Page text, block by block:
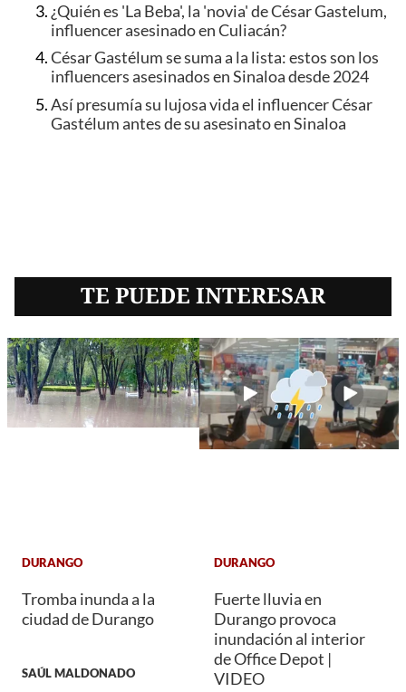
¿Quién es 'La Beba', la 'novia' de César Gastelum,
influencer asesinado en Culiacán?
César Gastélum se suma a la lista: estos son los
influencers asesinados en Sinaloa desde 2024
Así presumía su lujosa vida el influencer César
Gastélum antes de su asesinato en Sinaloa
TE PUEDE INTERESAR
DURANGO
Tromba inunda a la
ciudad de Durango
SAÚL MALDONADO
DURANGO
Fuerte lluvia en
Durango provoca
inundación al interior
de Office Depot |
VIDEO